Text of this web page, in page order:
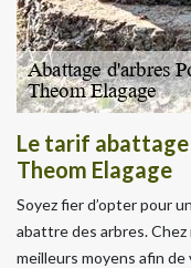
Le tarif abattage
Theom Elagage
Soyez fier d’opter pour
abattre des arbres.
meilleurs moyens afin